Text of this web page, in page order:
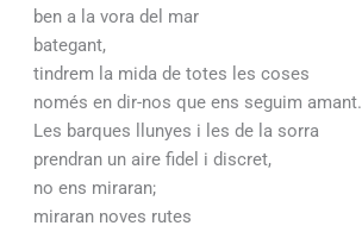
ben a la vora del mar
bategant,
tindrem la mida de totes les coses
només en dir-nos que ens seguim amant.
Les barques llunyes i les de la sorra
prendran un aire fidel i discret,
no ens miraran;
miraran noves rutes